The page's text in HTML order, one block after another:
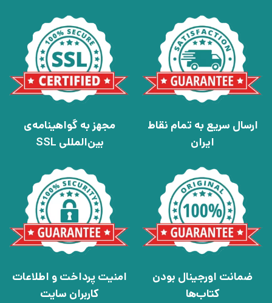
ارسال سریع به تمام نقاط
ایران
مجهز به گواهینامه‌ی
بین‌المللی SSL
ضمانت اورجینال بودن
کتاب‌ها
امنیت پرداخت و اطلاعات
کاربران سایت